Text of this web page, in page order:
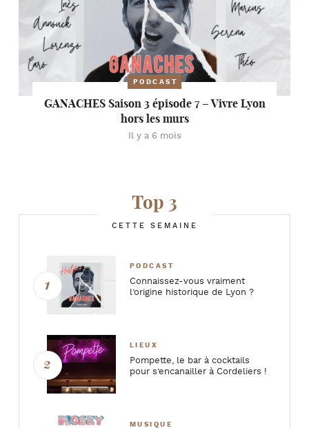
PODCAST
GANACHES Saison 3 épisode 7 – Vivre Lyon
hors les murs
Il y a 6 mois
Top 3
CETTE SEMAINE
PODCAST
Connaissez-vous vraiment
l’origine historique de Lyon ?
LIEUX
Pompette, le bar à cocktails
pour s’encanailler à Cordeliers !
MUSIQUE